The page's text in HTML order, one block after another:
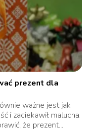
prezent dla
ważne jest jak
i zaciekawił malucha.
że prezent...